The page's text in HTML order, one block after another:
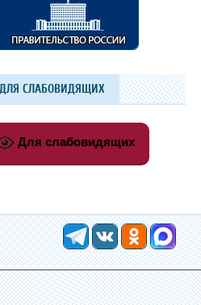
СЛАБОВИДЯЩИХ
Для слабовидящих